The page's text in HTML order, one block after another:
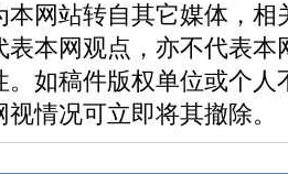
本网站转自其它媒体，
表本网观点，亦不代表
。如稿件版权单位或个
情况可立即将其撤除。